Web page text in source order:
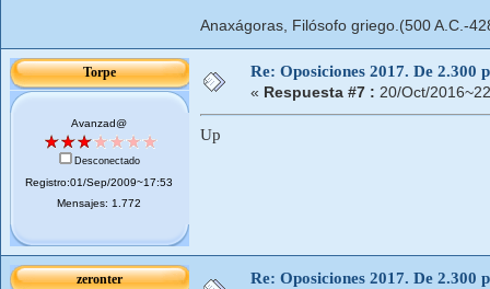
Anaxágoras, Filósofo griego.(500 A.C.-
Torpe
Avanzad@
Desconectado
Registro:01/Sep/2009~17:53
Mensajes: 1.772
Re: Oposiciones 2017. De 2.300
« Respuesta #7 : 20/Oct/
Up
zeronter Re: Oposiciones 2017. De 2.300